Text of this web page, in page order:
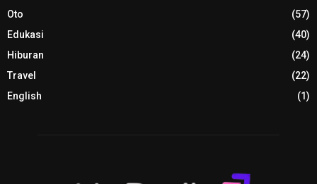
Oto
(57)
Edukasi
(40)
Hiburan
(24)
Travel
(22)
English
(1)